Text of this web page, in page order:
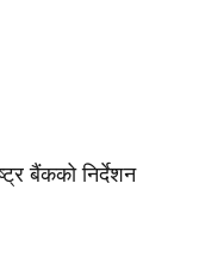
बैंकको निर्देशन